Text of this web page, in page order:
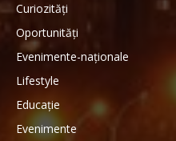
Curiozități
Oportunități
Evenimente-naționale
Lifestyle
Educație
Evenimente